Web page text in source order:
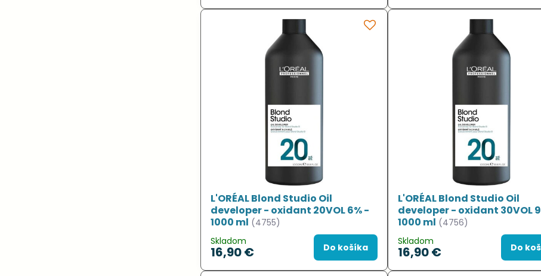
L'ORÉAL Blond Studio Oil
developer - oxidant 20VOL 6% -
1000 ml (4755)
Skladom
16,90 € Do košíka
L'ORÉAL Blond Studio Oil
developer - oxidant 30VOL
1000 ml (4756)
Skladom
16,90 € Do